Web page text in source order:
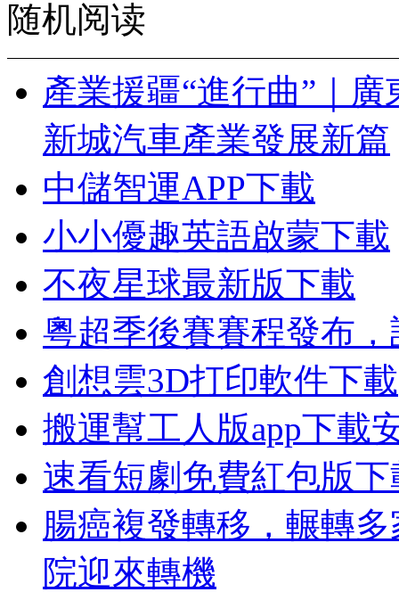
随机阅读
產業援疆“進行曲”｜
新城汽車產業發展新篇
中儲智運APP下載
小小優趣英語啟蒙下載
不夜星球最新版下載
粵超季後賽賽程發布
創想雲3D打印軟件下載
搬運幫工人版app下載
速看短劇免費紅包版下
腸癌複發轉移，輾轉
院迎來轉機